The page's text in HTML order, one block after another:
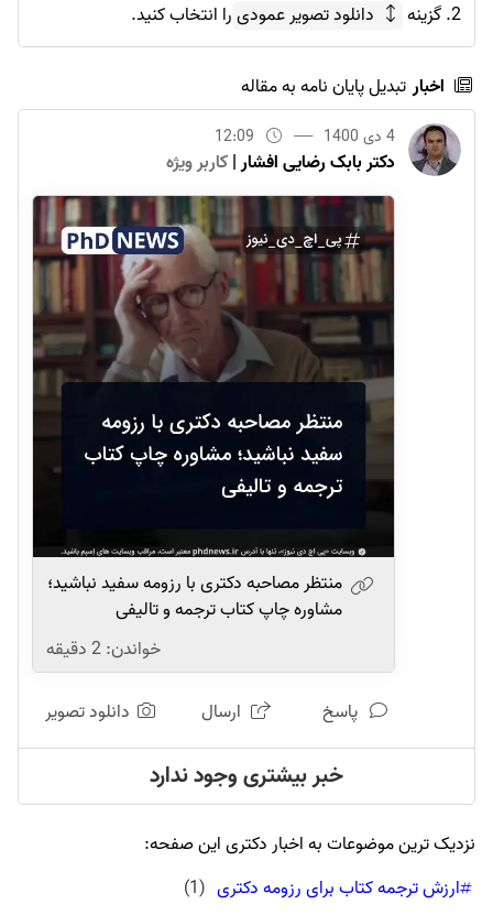
2. گزینه
دانلود تصویر عمودیرا انتخاب کنید.
اخبار تبدیل پایان نامه به مقاله
4 دی 1400 12:09
دکتر بابک رضایی افشار|کاربر ویژه
منتظر مصاحبه دکتری با رزومه سفید نباشید؛
مشاوره چاپ کتاب ترجمه و تالیفی
خواندن:2 دقیقه
پاسخ ارسال دانلود تصویر
خبر بیشتری وجود ندارد
نزدیک ترین موضوعات به اخبار دکتری این صفحه:
ارزش ترجمه کتاب برای رزومه دکتری (
1
)